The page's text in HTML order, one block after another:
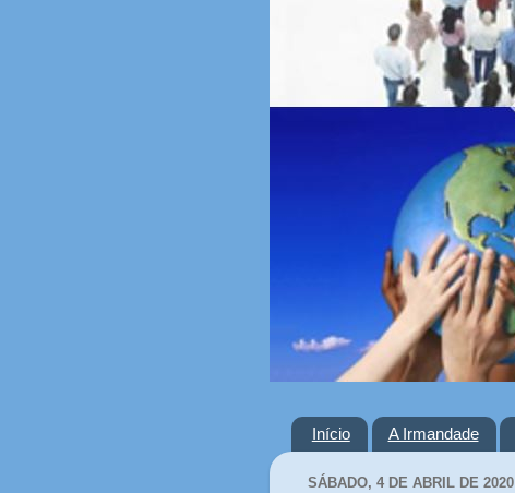
Início A Irmandade
SÁBADO, 4 DE ABRIL DE 2020